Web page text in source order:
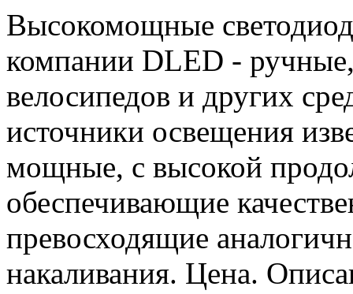
Высокомощные
компании DLED -
велосипедов и других
источники освещения
мощные, с высокой
обеспечивающие
превосходящие
накаливания. Цена.